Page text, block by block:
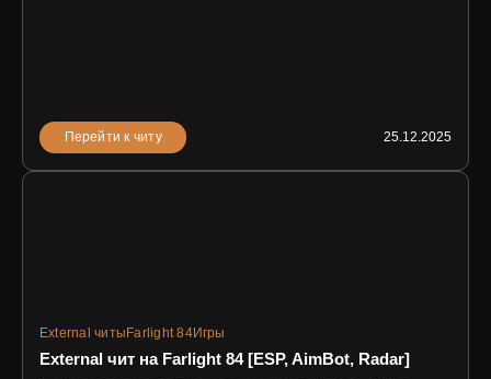
Перейти к читу 25.12.2025
External читы Farlight 84Игры
External чит на Farlight 84 [ESP, AimBot, Radar]